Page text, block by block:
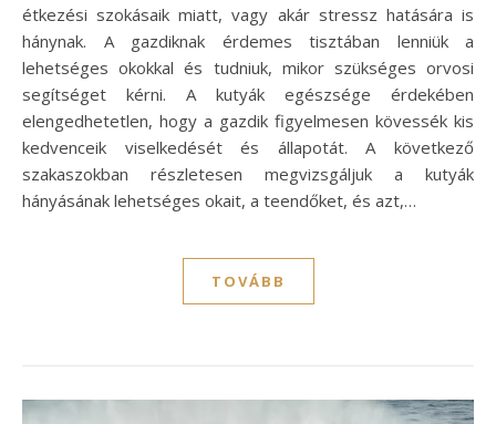
étkezési szokásaik miatt, vagy akár stressz hatására is
hánynak. A gazdiknak érdemes tisztában lenniük a
lehetséges okokkal és tudniuk, mikor szükséges orvosi
segítséget kérni. A kutyák egészsége érdekében
elengedhetetlen, hogy a gazdik figyelmesen kövessék kis
kedvenceik viselkedését és állapotát. A következő
szakaszokban részletesen megvizsgáljuk a kutyák
hányásának lehetséges okait, a teendőket, és azt,…
TOVÁBB